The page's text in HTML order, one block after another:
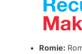
Romie: